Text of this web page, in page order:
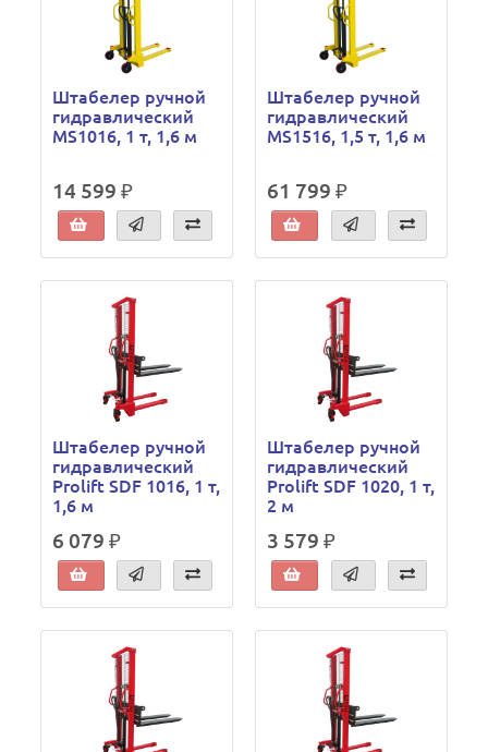
Штабелер ручной
гидравлический
MS1016, 1 т, 1,6 м
14 599 ₽
Штабелер ручной
гидравлический
MS1516, 1,5 т, 1,6 м
61 799 ₽
Штабелер ручной
гидравлический
Prolift SDF 1016, 1 т,
1,6 м
6 079 ₽
Штабелер ручной
гидравлический
Prolift SDF 1020, 1 т,
2 м
3 579 ₽